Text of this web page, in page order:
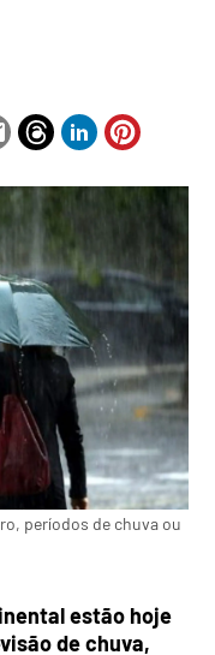
períodos de chuva ou
estão hoje
de chuva,